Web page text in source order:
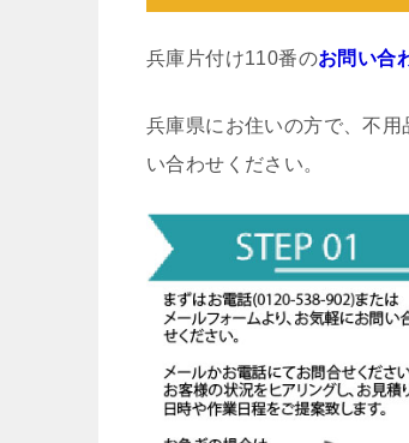
兵庫片付け110番のお問い合
兵庫県にお住いの方で、不
い合わせください。